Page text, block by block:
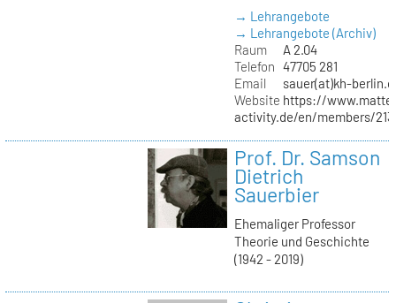
→ Lehrangebote
→ Lehrangebote (Archiv)
Raum
A 2.04
Telefon 47705 281
Email
sauer(at)kh-
Website https://
activity.de/en/members/
Prof. Dr. Samson
Dietrich
Sauerbier
Ehemaliger Professor
Theorie und Geschichte
(1942 - 2019)